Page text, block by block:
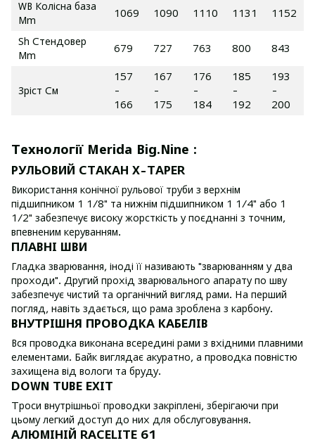
WB Колісна база
Mm
1069 1090 1110 1131 1152
Sh Стендовер
Mm
679 727 763 800 843
Зріст См
157
-
166
167
-
175
176
-
184
185
-
192
193
-
200
Технології Merida Big.Nine :
РУЛЬОВИЙ СТАКАН X-TAPER
Використання конічної рульової труби з верхнім
підшипником 1 1/8" та нижнім підшипником 1 1/4" або 1
1/2" забезпечує високу жорсткість у поєднанні з точним,
впевненим керуванням.
ПЛАВНІ ШВИ
Гладка зварювання, іноді її називають "зварюванням у два
проходи". Другий прохід зварювального апарату по шву
забезпечує чистий та органічний вигляд рами. На перший
погляд, навіть здається, що рама зроблена з карбону.
ВНУТРІШНЯ ПРОВОДКА КАБЕЛІВ
Вся проводка виконана всередині рами з вхідними плавними
елементами. Байк виглядає акуратно, а проводка повністю
захищена від вологи та бруду.
DOWN TUBE EXIT
Троси внутрішньої проводки закріплені, зберігаючи при
цьому легкий доступ до них для обслуговування.
АЛЮМІНІЙ RACELITE 61